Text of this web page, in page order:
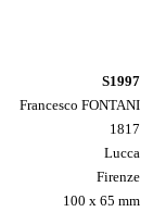
S1997
Francesco FONTANI
1817
Lucca
Firenze
100 x 65 mm